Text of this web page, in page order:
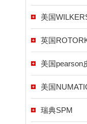
美国
英国
美国pearson
美国
瑞典SPM